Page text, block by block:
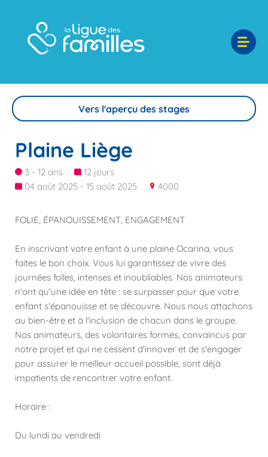
Vers l'aperçu des stages
Plaine Liège
3 - 12 ans
12 jours
04 août 2025 - 15 août 2025
4000
FOLIE, ÉPANOUISSEMENT, ENGAGEMENT
En inscrivant votre enfant à une plaine Ocarina, vous
faites le bon choix. Vous lui garantissez de vivre des
journées folles, intenses et inoubliables. Nos animateurs
n'ont qu'une idée en tête : se surpasser pour que votre
enfant s'épanouisse et se découvre. Nous nous attachons
au bien-être et à l'inclusion de chacun dans le groupe.
Nos animateurs, des volontaires formés, convaincus par
notre projet et qui ne cessent d'innover et de s'engager
pour assurer le meilleur accueil possible, sont déjà
impatients de rencontrer votre enfant.
Horaire :
Du lundi au vendredi